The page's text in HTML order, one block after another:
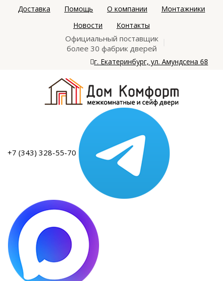
Доставка Помощь О компании
Монтажники
Новости
Контакты
Официальный поставщик
более 30 фабрик дверей
г. Екатеринбург, ул. Амундсена 68
+7 (343) 328-55-70